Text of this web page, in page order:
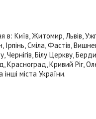
Київ, Житомир, Львів,
Сміла, Фастів,
Білу Церкву,
Кривий Ріг,
міста України.